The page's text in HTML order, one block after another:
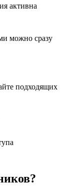
активна
можно сразу
подходящих